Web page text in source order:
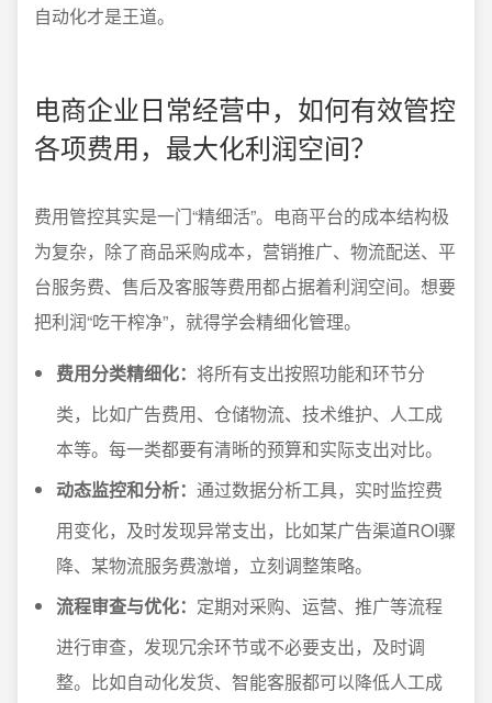
自动化才是王道。
电商企业日常经营中，如何有效管控
各项费用，最大化利润空间？
费用管控其实是一门“精细活”。电商平台的成本结构极
为复杂，除了商品采购成本，营销推广、物流配送、平
台服务费、售后及客服等费用都占据着利润空间。想要
把利润“吃干榨净”，就得学会精细化管理。
费用分类精细化： 将所有支出按照功能和环节分
类，比如广告费用、仓储物流、技术维护、人工成
本等。每一类都要有清晰的预算和实际支出对比。
动态监控和分析： 通过数据分析工具，实时监控费
用变化，及时发现异常支出，比如某广告渠道ROI骤
降、某物流服务费激增，立刻调整策略。
流程审查与优化： 定期对采购、运营、推广等流程
进行审查，发现冗余环节或不必要支出，及时调
整。比如自动化发货、智能客服都可以降低人工成